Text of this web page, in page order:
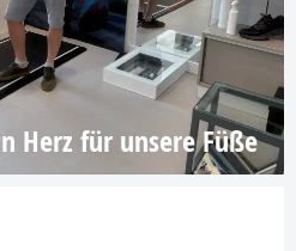
Herz für unsere Füße